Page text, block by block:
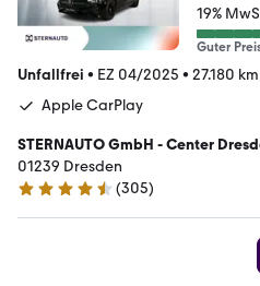
19%
Guter
Unfallfrei • EZ 04/2025 • 27.180 km
Apple CarPlay
STERNAUTO GmbH - Center
01239 Dresden
4.5 Sterne
(305)